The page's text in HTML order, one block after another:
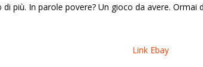
di più. In parole povere? Un gioco da avere.
Link Ebay